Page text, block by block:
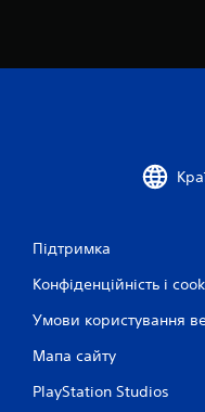
у
е
м
е
Підтримка
Конфіденційність і
Умови користування
Мапа сайту
PlayStation Studios